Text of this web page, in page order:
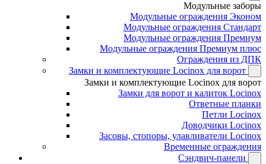
Модульные заборы
Модульные ограждения Эконом
Модульные ограждения Стандарт
Модульные ограждения Премиум
Модульные ограждения Премиум плюс
Ограждения из ДПК
Замки и комплектующие Locinox для ворот
Замки и комплектующие Locinox для ворот
Замки для ворот и калиток Locinox
Ответные планки
Петли Locinox
Доводчики Locinox
Засовы, стопоры, улавливатели Locinox
Временные ограждения
Сэндвич-панели